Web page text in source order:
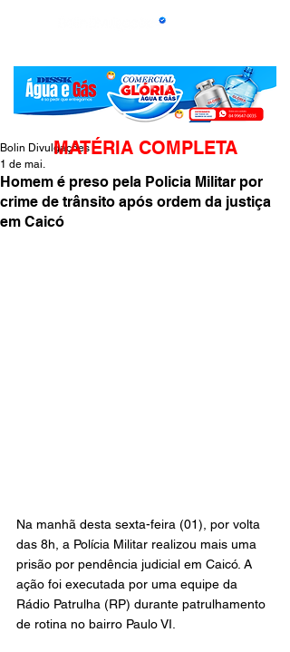
Homem é preso pela Policia Militar por
crime de trânsito após ordem da justiça
em Caicó
Bolin Divulgações
1 de mai.
Na manhã desta sexta-feira (01), por volta
das 8h, a Polícia Militar realizou mais uma
prisão por pendência judicial em Caicó. A
ação foi executada por uma equipe da
Rádio Patrulha (RP) durante patrulhamento
de rotina no bairro Paulo VI.
MATÉRIA COMPLETA